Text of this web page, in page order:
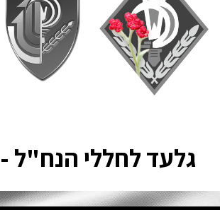
גלעד לחללי הנח"ל